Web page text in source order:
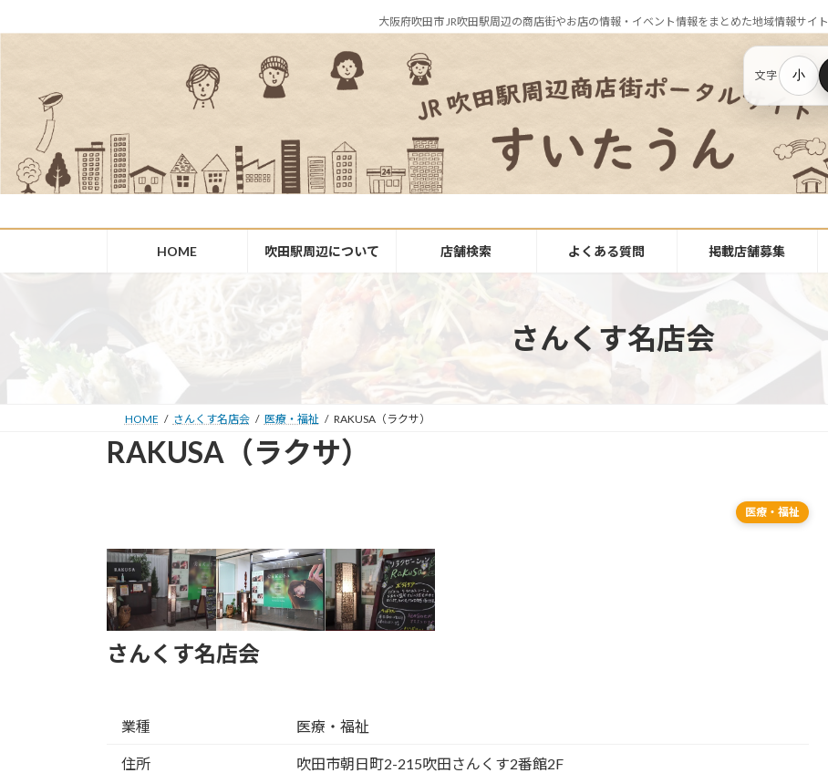
ン
ビ
大阪府吹田市 JR吹田駅周辺の商店街やお店の情報・イベント情報をまとめた地域情報サイト
HOME 吹田駅周辺について 店舗検索 よくある質問 掲載店舗募集
文字 小
さんくす名店会
HOME さんくす名店会 医療・福祉 RAKUSA（ラクサ）
RAKUSA（ラクサ）
医療・福祉
さんくす名店会
業種 医療・福祉
住所 吹田市朝日町2-215吹田さんくす2番館2F